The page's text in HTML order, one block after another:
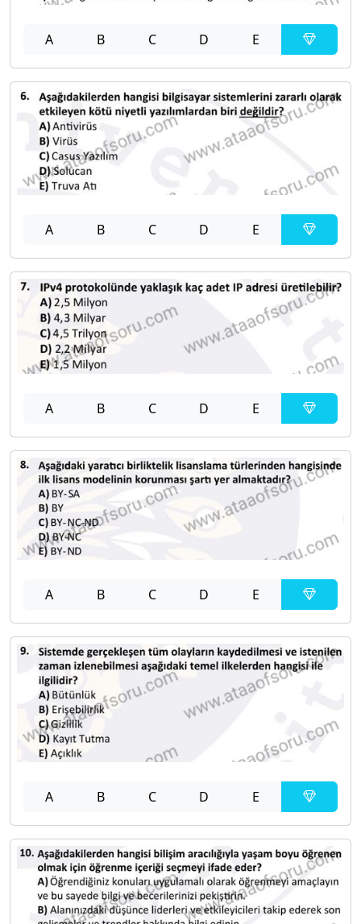
A B C D E
A B C D E
A B C D E
A B C D E
A B C D E